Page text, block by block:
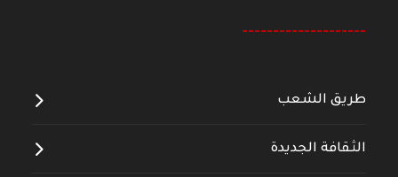
--------------------
طريق الشعب
الثقافة الجديدة